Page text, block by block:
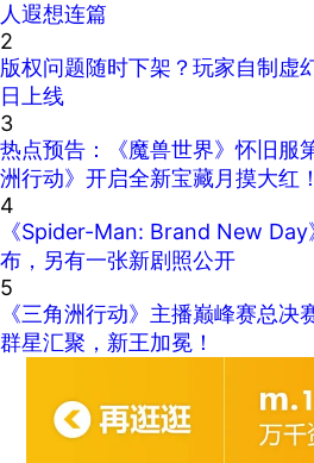
人遐想连篇
2
版权问题随时下架？玩家自制虚
日上线
3
热点预告：《魔兽世界》怀旧服
洲行动》开启全新宝藏月摸大红！
4
《Spider-Man: Brand New
布，另有一张新剧照公开
5
《三角洲行动》主播巅峰赛总决
群星汇聚，新王加冕！